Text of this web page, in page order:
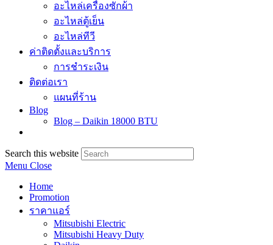
อะไหล่เครื่องซักผ้า
อะไหล่ตู้เย็น
อะไหล่ทีวี
ค่าติดตั้งและบริการ
การชำระเงิน
ติดต่อเรา
แผนที่ร้าน
Blog
Blog – Daikin 18000 BTU
Search this website
Menu Close
Home
Promotion
ราคาแอร์
Mitsubishi Electric
Mitsubishi Heavy Duty